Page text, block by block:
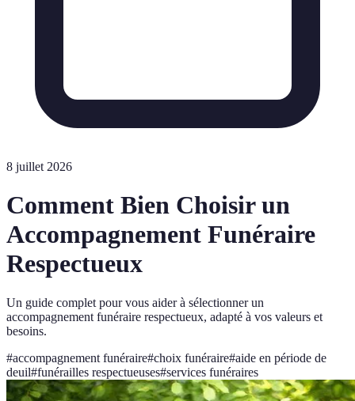
8 juillet 2026
Comment Bien Choisir un
Accompagnement Funéraire
Respectueux
Un guide complet pour vous aider à sélectionner un
accompagnement funéraire respectueux, adapté à vos valeurs et
besoins.
#accompagnement funéraire#choix funéraire#aide en période de
deuil#funérailles respectueuses#services funéraires